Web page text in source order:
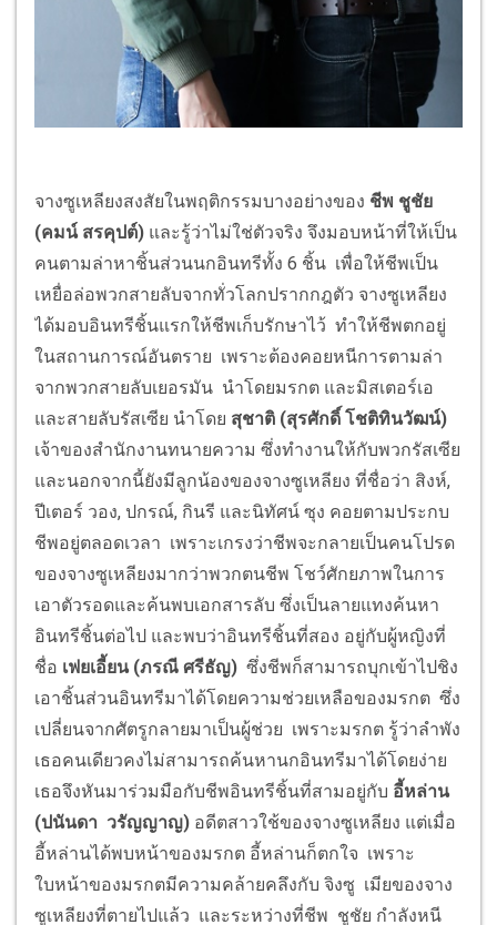
จางซูเหลียงสงสัยในพฤติกรรมบางอย่างของ ชีพ ชูชัย
(คมน์ สรคุปต์) และรู้ว่าไม่ใช่ตัวจริง จึงมอบหน้าที่ให้เป็น
คนตามล่าหาชิ้นส่วนนกอินทรีทั้ง 6 ชิ้น เพื่อให้ชีพเป็น
เหยื่อล่อพวกสายลับจากทั่วโลกปรากกฎตัว จางซูเหลียง
ได้มอบอินทรีชิ้นแรกให้ชีพเก็บรักษาไว้ ทำให้ชีพตกอยู่
ในสถานการณ์อันตราย เพราะต้องคอยหนีการตามล่า
จากพวกสายลับเยอรมัน นำโดยมรกต และมิสเตอร์เอ
และสายลับรัสเซีย นำโดย สุชาติ (สุรศักดิ์ โชติทินวัฒน์)
เจ้าของสำนักงานทนายความ ซึ่งทำงานให้กับพวกรัสเซีย
และนอกจากนี้ยังมีลูกน้องของจางซูเหลียง ที่ชื่อว่า สิงห์,
ปีเตอร์ วอง, ปกรณ์, กินรี และนิทัศน์ ซุง คอยตามประกบ
ชีพอยู่ตลอดเวลา เพราะเกรงว่าชีพจะกลายเป็นคนโปรด
ของจางซูเหลียงมากว่าพวกตนชีพ โชว์ศักยภาพในการ
เอาตัวรอดและค้นพบเอกสารลับ ซึ่งเป็นลายแทงค้นหา
อินทรีชิ้นต่อไป และพบว่าอินทรีชิ้นที่สอง อยู่กับผู้หญิงที่
ชื่อ เฟยเอี้ยน (ภรณี ศรีธัญ) ซึ่งชีพก็สามารถบุกเข้าไปชิง
เอาชิ้นส่วนอินทรีมาได้โดยความช่วยเหลือของมรกต ซึ่ง
เปลี่ยนจากศัตรูกลายมาเป็นผู้ช่วย เพราะมรกต รู้ว่าลำพัง
เธอคนเดียวคงไม่สามารถค้นหานกอินทรีมาได้โดยง่าย
เธอจึงหันมาร่วมมือกับชีพอินทรีชิ้นที่สามอยู่กับ อี้หล่าน
(ปนันดา วรัญญาญ) อดีตสาวใช้ของจางซูเหลียง แต่เมื่อ
อี้หล่านได้พบหน้าของมรกต อี้หล่านก็ตกใจ เพราะ
ใบหน้าของมรกตมีความคล้ายคลึงกับ จิงซู เมียของจาง
ซูเหลียงที่ตายไปแล้ว และระหว่างที่ชีพ ชูชัย กำลังหนี